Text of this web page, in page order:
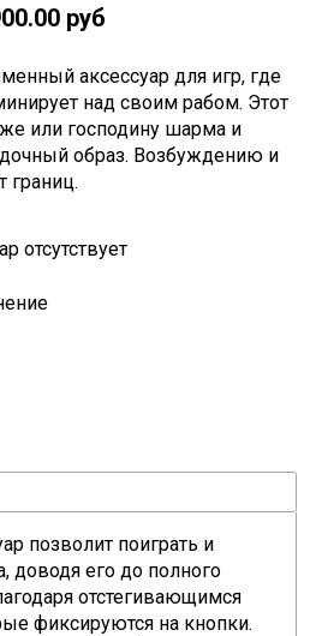
руб
аксессуар для игр, где
над своим рабом. Этот
или господину шарма и
образ. Возбуждению и
границ.
отсутствует
позволит поиграть и
доводя его до полного
отстегивающимся
фиксируются на кнопки.